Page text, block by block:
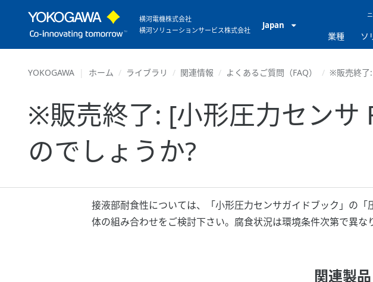
横河電機株式会社
横河ソリューションサービス株式会社
Japan
業種 ソ
YOKOGAWA ホーム ライブラリ 関連情報 よくあるご質問（FAQ） ※販売終了:
※販売終了: [小形圧力センサ
のでしょうか?
接液部耐食性については、「小形圧力センサガイドブック」の
体の組み合わせをご検討下さい。腐食状況は環境条件次第で異な
関連製